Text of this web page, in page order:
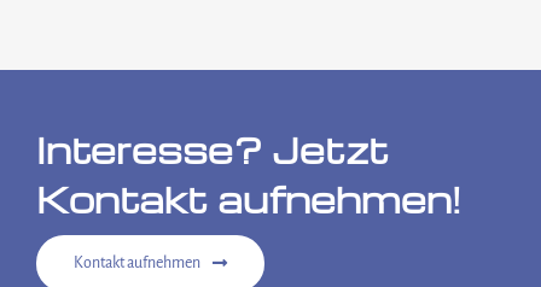
Interesse? Jetzt
Kontakt aufnehmen!
Kontakt aufnehmen